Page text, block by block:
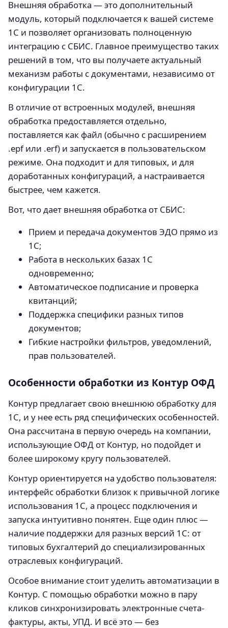
Внешняя обработка — это дополнительный
модуль, который подключается к вашей системе
1С и позволяет организовать полноценную
интеграцию с СБИС. Главное преимущество таких
решений в том, что вы получаете актуальный
механизм работы с документами, независимо от
конфигурации 1С.
В отличие от встроенных модулей, внешняя
обработка предоставляется отдельно,
поставляется как файл (обычно с расширением
.epf или .erf) и запускается в пользовательском
режиме. Она подходит и для типовых, и для
доработанных конфигураций, а настраивается
быстрее, чем кажется.
Вот, что дает внешняя обработка от СБИС:
Прием и передача документов ЭДО прямо из
1С;
Работа в нескольких базах 1С
одновременно;
Автоматическое подписание и проверка
квитанций;
Поддержка специфики разных типов
документов;
Гибкие настройки фильтров, уведомлений,
прав пользователей.
Особенности обработки из Контур ОФД
Контур предлагает свою внешнюю обработку для
1С, и у нее есть ряд специфических особенностей.
Она рассчитана в первую очередь на компании,
использующие ОФД от Контур, но подойдет и
более широкому кругу пользователей.
Контур ориентируется на удобство пользователя:
интерфейс обработки близок к привычной логике
использования 1С, а процесс подключения и
запуска интуитивно понятен. Еще один плюс —
наличие поддержки для разных версий 1С: от
типовых бухгалтерий до специализированных
отраслевых конфигураций.
Особое внимание стоит уделить автоматизации в
Контур. С помощью обработки можно в пару
кликов синхронизировать электронные счета-
фактуры, акты, УПД. И всё это — без